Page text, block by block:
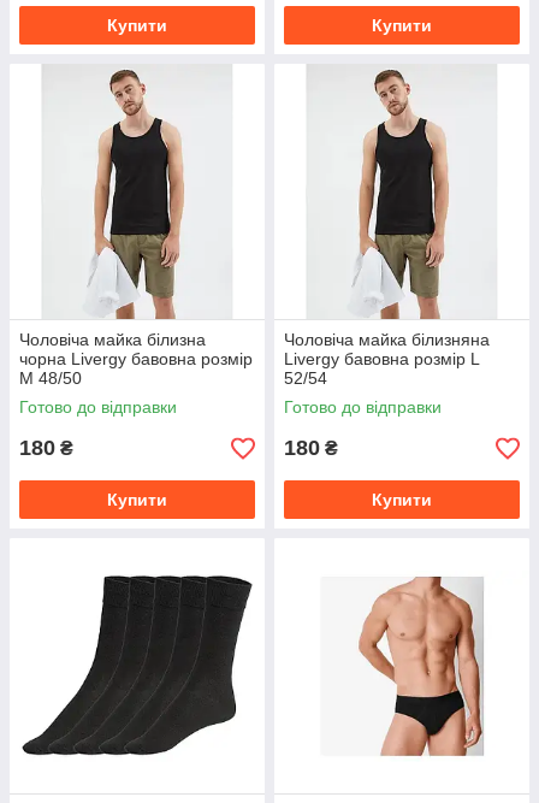
Купити Купити
Чоловіча майка білизна
чорна Livergy бавовна розмір
M 48/50
Готово до відправки
180 ₴
Купити
Чоловіча майка білизняна
Livergy бавовна розмір L
52/54
Готово до відправки
180 ₴
Купити